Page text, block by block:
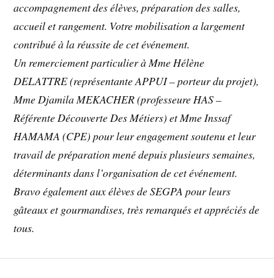
accompagnement des élèves, préparation des salles,
accueil et rangement. Votre mobilisation a largement
contribué à la réussite de cet événement.
Un remerciement particulier à Mme Hélène
DELATTRE (représentante APPUI – porteur du projet),
Mme Djamila MEKACHER (professeure HAS –
Référente Découverte Des Métiers) et Mme Inssaf
HAMAMA (CPE) pour leur engagement soutenu et leur
travail de préparation mené depuis plusieurs semaines,
déterminants dans l’organisation de cet événement.
Bravo également aux élèves de SEGPA pour leurs
gâteaux et gourmandises, très remarqués et appréciés de
tous.